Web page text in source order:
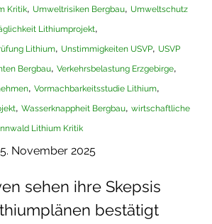
Kritik, Umweltrisiken Bergbau, Umweltschutz
Lithiumprojekt,
Lithium, Unstimmigkeiten USVP, USVP
Bergbau, Verkehrsbelastung Erzgebirge,
, Vormachbarkeitsstudie Lithium,
, Wasserknappheit Bergbau, wirtschaftliche
Lithium Kritik
November 2025
sehen ihre Skepsis
bestätigt